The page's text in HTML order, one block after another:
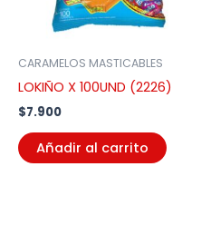
CARAMELOS MASTICABLES
LOKIÑO X 100UND (2226)
$7.900
Añadir al carrito